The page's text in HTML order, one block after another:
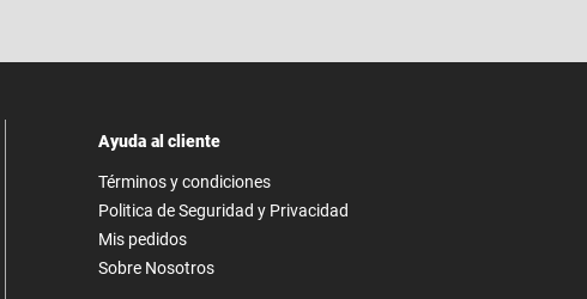
Ayuda al cliente
Términos y condiciones
Politica de Seguridad y Privacidad
Mis pedidos
Sobre Nosotros